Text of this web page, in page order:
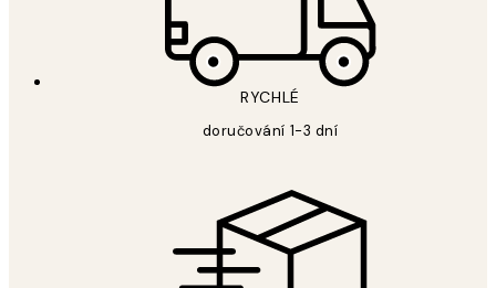
RYCHLÉ
doručování 1-3 dní